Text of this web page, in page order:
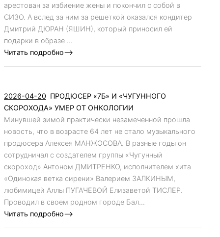
арестован за избиение жены и покончил с собой в
СИЗО. А вслед за ним за решеткой оказался кондитер
Дмитрий ДЮРАН (ЯШИН), который приносил ей
подарки в образе ...
Читать подробно-->
2026-04-20 ПРОДЮСЕР «7Б» И «ЧУГУННОГО
СКОРОХОДА» УМЕР ОТ ОНКОЛОГИИ
Минувшей зимой практически незамеченной прошла
новость, что в возрасте 64 лет не стало музыкального
продюсера Алексея МАНЖОСОВА. В разные годы он
сотрудничал с создателем группы «Чугунный
скороход» Антоном ДМИТРЕНКО, исполнителем хита
«Одинокая ветка сирени» Валерием ЗАЛКИНЫМ,
любимицей Аллы ПУГАЧЕВОЙ Елизаветой ТИСЛЕР.
Проводил в своем родном городе Бал...
Читать подробно-->